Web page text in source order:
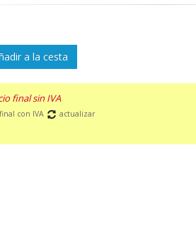
a la cesta
final sin IVA
con IVA actualizar